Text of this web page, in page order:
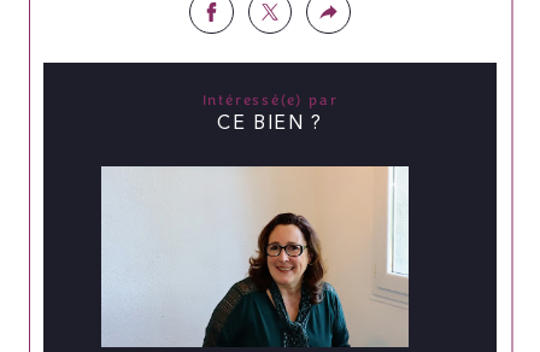
Intéressé(e) par
CE BIEN ?